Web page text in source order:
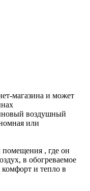
магазина и может
воздушный
или
помещения , где он
в обогреваемое
и тепло в